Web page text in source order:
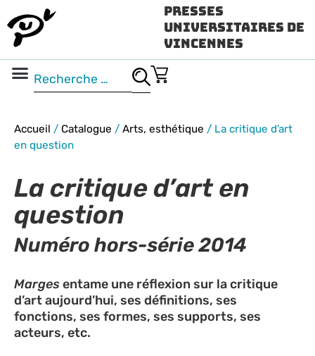
Presses
Universitaires de
Vincennes
Accueil / Catalogue / Arts, esthétique / La critique d’art
en question
La critique d’art en
question
Numéro hors-série 2014
Margesentame une réflexion sur la critique
d’art aujourd’hui, ses définitions, ses
fonctions, ses formes, ses supports, ses
acteurs, etc.